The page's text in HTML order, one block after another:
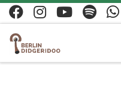
Zum Inhalt springen